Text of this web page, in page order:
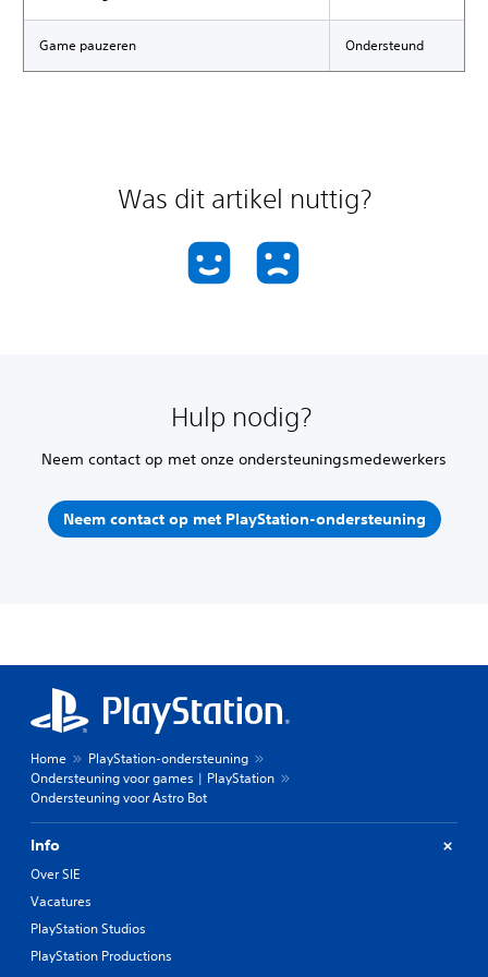
Game pauzeren Ondersteund
Was dit artikel nuttig?
Hulp nodig?
Neem contact op met onze ondersteuningsmedewerkers
Neem contact op met PlayStation-ondersteuning
Home
PlayStation-ondersteuning
Ondersteuning voor games | PlayStation
Ondersteuning voor Astro Bot
Info
Over SIE
Vacatures
PlayStation Studios
PlayStation Productions